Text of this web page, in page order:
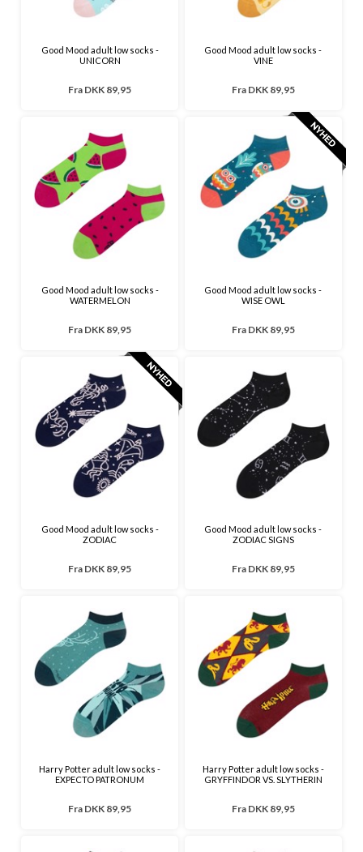
Good Mood adult low socks -
UNICORN
Fra DKK 89,95
Good Mood adult low socks -
VINE
Fra DKK 89,95
Good Mood adult low socks -
WATERMELON
Fra DKK 89,95
Good Mood adult low socks -
WISE OWL
Fra DKK 89,95
Good Mood adult low socks -
ZODIAC
Fra DKK 89,95
Good Mood adult low socks -
ZODIAC SIGNS
Fra DKK 89,95
Harry Potter adult low socks -
EXPECTO PATRONUM
Fra DKK 89,95
Harry Potter adult low socks -
GRYFFINDOR VS. SLYTHERIN
Fra DKK 89,95